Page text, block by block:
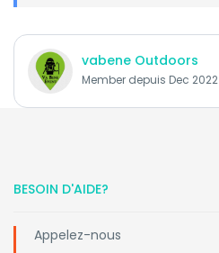
vabene Outdoors
Member depuis Dec 2022
BESOIN D'AIDE?
Appelez-nous